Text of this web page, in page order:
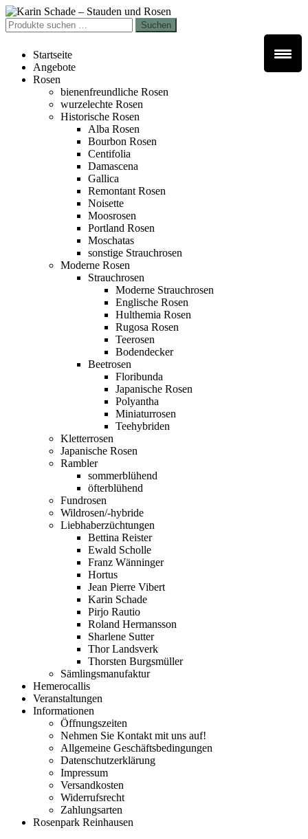
Zur
Navigation
springen
Zum
Inhalt
springen
Suchen
nach:
Suchen
Startseite
Angebote
Rosen
bienenfreundliche Rosen
wurzelechte Rosen
Historische Rosen
Alba Rosen
Bourbon Rosen
Centifolia
Damascena
Gallica
Remontant Rosen
Noisette
Moosrosen
Portland Rosen
Moschatas
sonstige Strauchrosen
Moderne Rosen
Strauchrosen
Moderne Strauchrosen
Englische Rosen
Hulthemia Rosen
Rugosa Rosen
Teerosen
Bodendecker
Beetrosen
Floribunda
Japanische Rosen
Polyantha
Miniaturrosen
Teehybriden
Kletterrosen
Japanische Rosen
Rambler
sommerblühend
öfterblühend
Fundrosen
Wildrosen/-hybride
Liebhaberzüchtungen
Bettina Reister
Ewald Scholle
Franz Wänninger
Hortus
Jean Pierre Vibert
Karin Schade
Pirjo Rautio
Roland Hermansson
Sharlene Sutter
Thor Landsverk
Thorsten Burgsmüller
Sämlingsmanufaktur
Hemerocallis
Veranstaltungen
Informationen
Öffnungszeiten
Nehmen Sie Kontakt mit uns auf!
Allgemeine Geschäftsbedingungen
Datenschutzerklärung
Impressum
Versandkosten
Widerrufsrecht
Zahlungsarten
Rosenpark Reinhausen